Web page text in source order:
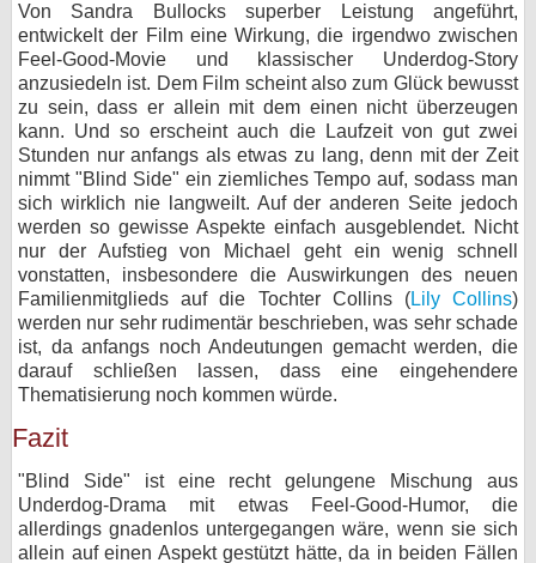
Von Sandra Bullocks superber Leistung angeführt,
entwickelt der Film eine Wirkung, die irgendwo zwischen
Feel-Good-Movie und klassischer Underdog-Story
anzusiedeln ist. Dem Film scheint also zum Glück bewusst
zu sein, dass er allein mit dem einen nicht überzeugen
kann. Und so erscheint auch die Laufzeit von gut zwei
Stunden nur anfangs als etwas zu lang, denn mit der Zeit
nimmt "Blind Side" ein ziemliches Tempo auf, sodass man
sich wirklich nie langweilt. Auf der anderen Seite jedoch
werden so gewisse Aspekte einfach ausgeblendet. Nicht
nur der Aufstieg von Michael geht ein wenig schnell
vonstatten, insbesondere die Auswirkungen des neuen
Familienmitglieds auf die Tochter Collins (Lily Collins)
werden nur sehr rudimentär beschrieben, was sehr schade
ist, da anfangs noch Andeutungen gemacht werden, die
darauf schließen lassen, dass eine eingehendere
Thematisierung noch kommen würde.
Fazit
"Blind Side" ist eine recht gelungene Mischung aus
Underdog-Drama mit etwas Feel-Good-Humor, die
allerdings gnadenlos untergegangen wäre, wenn sie sich
allein auf einen Aspekt gestützt hätte, da in beiden Fällen